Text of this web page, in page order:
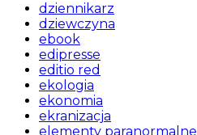
dziennikarz
dziewczyna
ebook
edipresse
editio red
ekologia
ekonomia
ekranizacja
elementy paranormalne